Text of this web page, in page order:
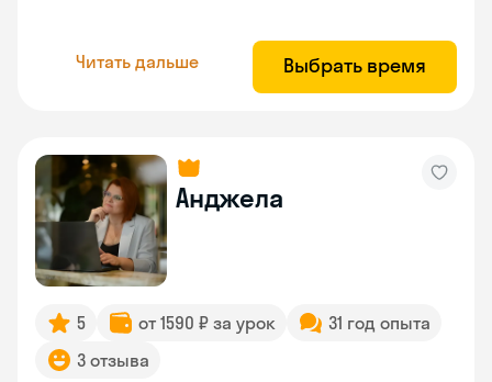
Читать дальше Выбрать время
Анджела
5 от 1590 ₽ за урок
31 год опыта
3 отзыва